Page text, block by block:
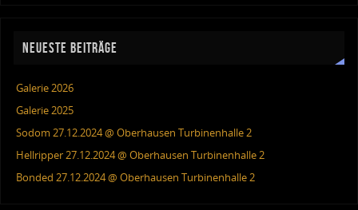
NEUESTE BEITRÄGE
Galerie 2026
Galerie 2025
Sodom 27.12.2024 @ Oberhausen Turbinenhalle 2
Hellripper 27.12.2024 @ Oberhausen Turbinenhalle 2
Bonded 27.12.2024 @ Oberhausen Turbinenhalle 2